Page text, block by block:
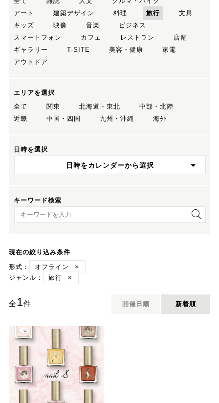
アート
建築デザイン 料理 旅行
文具
キッズ
映像 音楽
ビジネス
スマートフォン
カフェ レストラン
店舗
ギャラリー
T-SITE 美容・健康
家電
アウトドア
エリアを選択
全て
関東 北海道・東北
中部・北陸
近畿
中国・四国 九州・沖縄 海外
日時を選択
日時をカレンダーから選択
キーワード検索
キーワード検索
現在の絞り込み条件
形式：
オフライン
×
ジャンル：
旅行 ×
全1件 開催日順 新着順